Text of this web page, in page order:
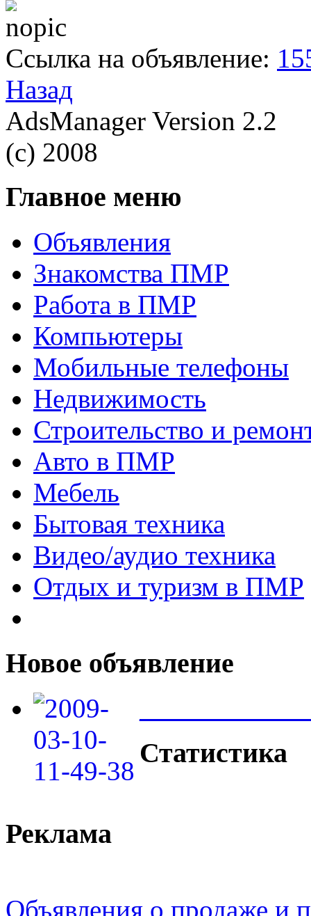
Ссылка на объявление:
Назад
AdsManager Version 2.2
(c) 2008
Главное меню
Объявления
Знакомства ПМР
Работа в ПМР
Компьютеры
Мобильные телефоны
Недвижимость
Строительство и
Авто в ПМР
Мебель
Бытовая техника
Видео/аудио техника
Отдых и туризм в ПМР
Новое объявление
Статистика
Реклама
Объявления о продаже и